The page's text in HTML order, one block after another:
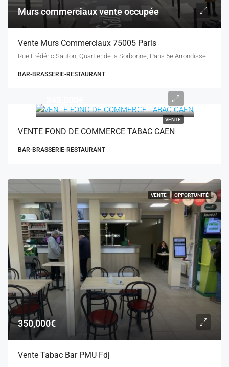
Murs commerciaux vente occupée
Vente Murs Commerciaux 75005 Paris
BAR-BRASSERIE-RESTAURANT
VENTE
VENTE FOND DE COMMERCE TABAC CAEN
BAR-BRASSERIE-RESTAURANT
VENTE OPPORTUNITÉ
350,000€
Vente Tabac Bar PMU Fdj